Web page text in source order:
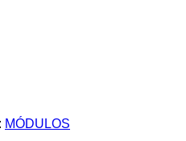
MÓDULOS